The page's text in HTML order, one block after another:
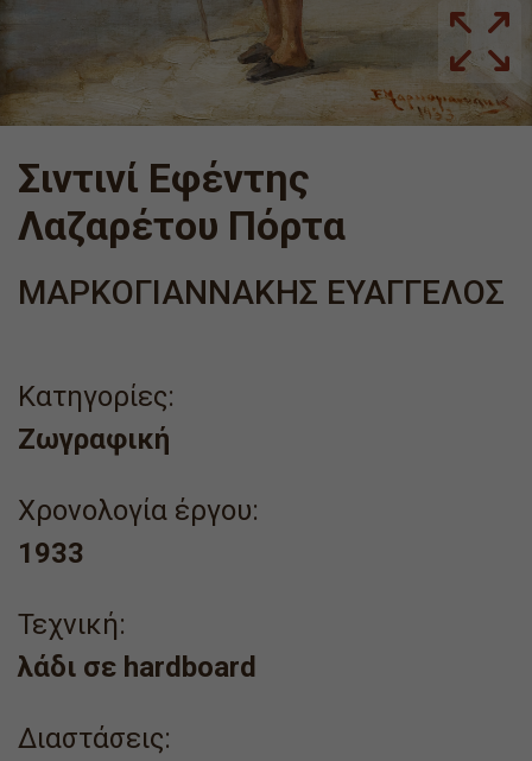
Σιντινί Εφέντης
Λαζαρέτου Πόρτα
ΜΑΡΚΟΓΙΑΝΝΑΚΗΣ ΕΥΑΓΓΕΛΟΣ
Κατηγορίες:
Ζωγραφική
Χρονολογία έργου:
1933
Τεχνική:
λάδι σε hardboard
Διαστάσεις: